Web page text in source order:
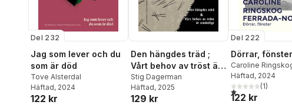
Del 232
Jag som lever och du
som är död
Tove Alsterdal
Häftad, 2024
122 kr
Den hängdes träd ;
Vårt behov av tröst är
omättligt
Stig Dagerman
Häftad, 2025
129 kr
Del 222
Dörrar, fönster
Caroline
Noli
Häftad, 2024
1,0utav 5(1)
122 kr